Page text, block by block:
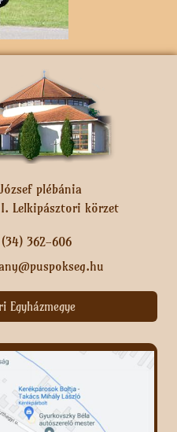
plébánia
Lelkipásztori körzet
362-606
Egyházmegye